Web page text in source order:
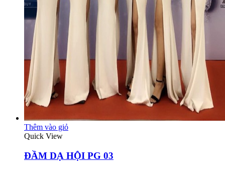
Thêm vào giỏ
Quick View
ĐẦM DẠ HỘI PG 03